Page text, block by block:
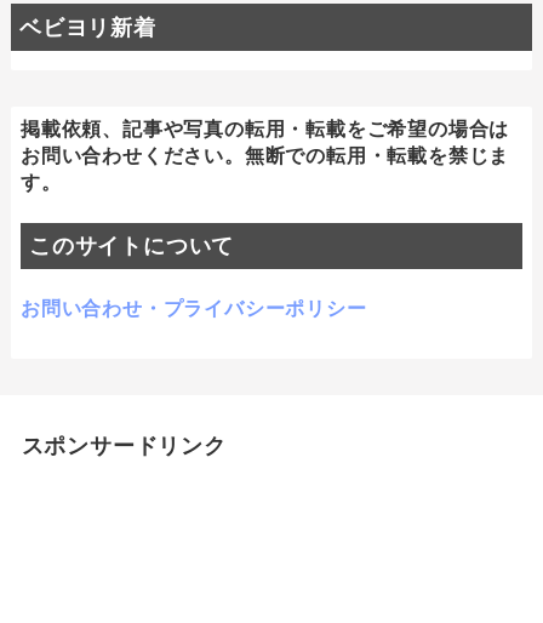
ベビヨリ新着
掲載依頼、記事や写真の転用・転載をご希望の場合は
お問い合わせください。無断での転用・転載を禁じま
す。
このサイトについて
お問い合わせ・プライバシーポリシー
スポンサードリンク